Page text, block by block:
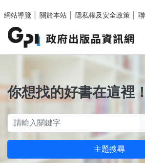
網站導覽
關於本站 隱私權及安全政策
你想找的好書在這裡！
主題搜尋